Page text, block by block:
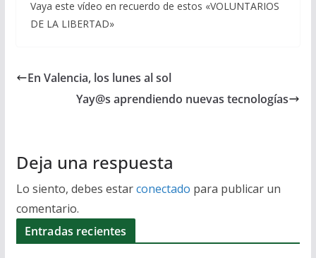
Vaya este vídeo en recuerdo de estos «VOLUNTARIOS
DE LA LIBERTAD»
En Valencia, los lunes al sol
Yay@s aprendiendo nuevas tecnologías
Deja una respuesta
Lo siento, debes estarconectado para publicar un
comentario.
Entradas recientes